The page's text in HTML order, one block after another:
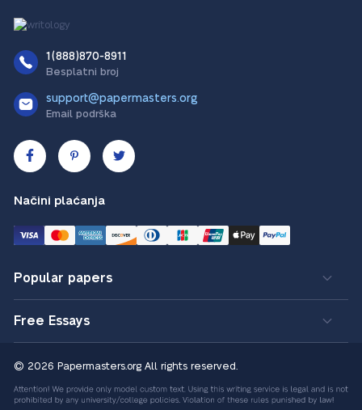
1(888)870-8911
Besplatni broj
support@papermasters.org
Email podrška
Načini plaćanja
Popular papers
Free Essays
© 2026 Papermasters.org All rights reserved.